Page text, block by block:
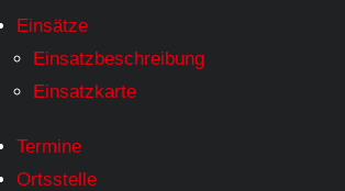
Einsätze
Einsatzbeschreibung
Einsatzkarte
Termine
Ortsstelle